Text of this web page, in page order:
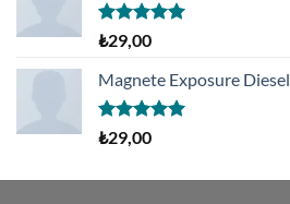
5 üzerinden
5.00oy
aldı
₺29,00
Magnete Exposure Diesel
5 üzerinden
5.00oy
₺29,00